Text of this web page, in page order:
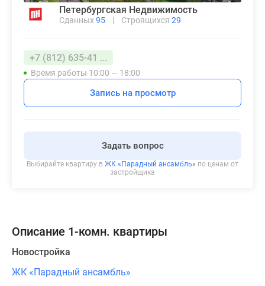
Петербургская Недвижимость
Сданных 95 | Строящихся 29
+7 (812) 635-41 ...
Время работы 10:00 — 18:00
Запись на просмотр
Задать вопрос
Выбирайте квартиру в ЖК «Парадный ансамбль» по ценам от
застройщика
Описание 1-комн. квартиры
Новостройка
ЖК «Парадный ансамбль»